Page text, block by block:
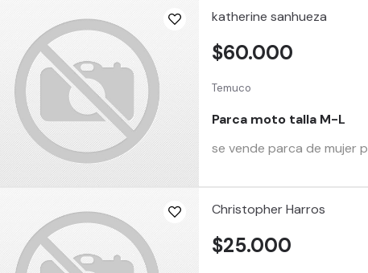
katherine sanhueza
Temuco
Parca moto talla M-L
se vende parca de mujer
$60.000
Christopher Harros
$25.000